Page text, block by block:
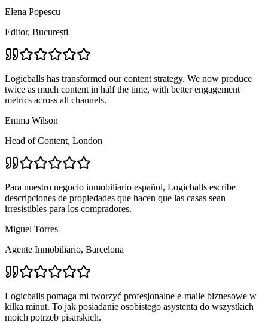
Elena Popescu
Editor, București
Logicballs has transformed our content strategy. We now produce
twice as much content in half the time, with better engagement
metrics across all channels.
Emma Wilson
Head of Content, London
Para nuestro negocio inmobiliario español, Logicballs escribe
descripciones de propiedades que hacen que las casas sean
irresistibles para los compradores.
Miguel Torres
Agente Inmobiliario, Barcelona
Logicballs pomaga mi tworzyć profesjonalne e-maile biznesowe w
kilka minut. To jak posiadanie osobistego asystenta do wszystkich
moich potrzeb pisarskich.